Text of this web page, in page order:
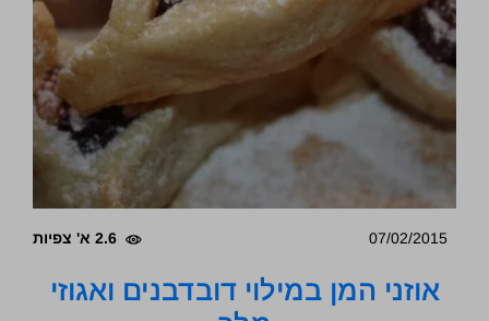
07/02/2015 2.6 א' צפיות
אוזני המן במילוי דובדבנים ואגוזי